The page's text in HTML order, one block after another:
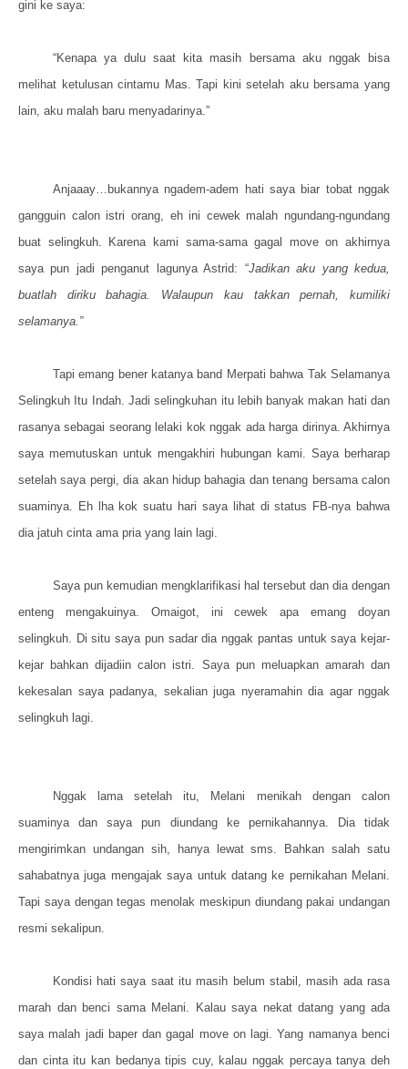
gini ke saya:
“Kenapa ya dulu saat kita masih bersama aku nggak bisa
melihat ketulusan cintamu Mas. Tapi kini setelah aku bersama yang
lain, aku malah baru menyadarinya.”
Anjaaay…bukannya ngadem-adem hati saya biar tobat nggak
gangguin calon istri orang, eh ini cewek malah ngundang-ngundang
buat selingkuh. Karena kami sama-sama gagal move on akhirnya
saya pun jadi penganut lagunya Astrid: “Jadikan aku yang kedua,
buatlah diriku bahagia. Walaupun kau takkan pernah, kumiliki
selamanya.”
Tapi emang bener katanya band Merpati bahwa Tak Selamanya
Selingkuh Itu Indah. Jadi selingkuhan itu lebih banyak makan hati dan
rasanya sebagai seorang lelaki kok nggak ada harga dirinya. Akhirnya
saya memutuskan untuk mengakhiri hubungan kami. Saya berharap
setelah saya pergi, dia akan hidup bahagia dan tenang bersama calon
suaminya. Eh lha kok suatu hari saya lihat di status FB-nya bahwa
dia jatuh cinta ama pria yang lain lagi.
Saya pun kemudian mengklarifikasi hal tersebut dan dia dengan
enteng mengakuinya. Omaigot, ini cewek apa emang doyan
selingkuh. Di situ saya pun sadar dia nggak pantas untuk saya kejar-
kejar bahkan dijadiin calon istri. Saya pun meluapkan amarah dan
kekesalan saya padanya, sekalian juga nyeramahin dia agar nggak
selingkuh lagi.
Nggak lama setelah itu, Melani menikah dengan calon
suaminya dan saya pun diundang ke pernikahannya. Dia tidak
mengirimkan undangan sih, hanya lewat sms. Bahkan salah satu
sahabatnya juga mengajak saya untuk datang ke pernikahan Melani.
Tapi saya dengan tegas menolak meskipun diundang pakai undangan
resmi sekalipun.
Kondisi hati saya saat itu masih belum stabil, masih ada rasa
marah dan benci sama Melani. Kalau saya nekat datang yang ada
saya malah jadi baper dan gagal move on lagi. Yang namanya benci
dan cinta itu kan bedanya tipis cuy, kalau nggak percaya tanya deh